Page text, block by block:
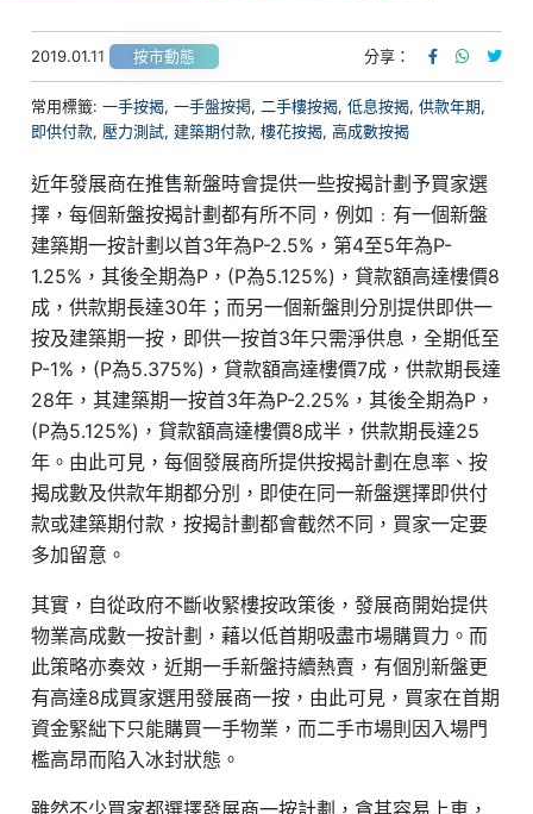
2019.01.11 按市動態 分享：
常用標籤:一手按揭,一手盤按掲,二手樓按揭,低息按揭,供款年期,
即供付款, 壓力測試,建築期付款,樓花按揭,高成數按揭
近年發展商在推售新盤時會提供一些按揭計劃予買家選
擇，每個新盤按揭計劃都有所不同，例如﹕有一個新盤
建築期一按計劃以首3年為P-2.5%，第4至5年為P-
1.25%，其後全期為P，(P為5.125%)，貸款額高達樓價8
成，供款期長達30年；而另一個新盤則分別提供即供一
按及建築期一按，即供一按首3年只需淨供息，全期低至
P-1%，(P為5.375%)，貸款額高達樓價7成，供款期長達
28年，其建築期一按首3年為P-2.25%，其後全期為P，
(P為5.125%)，貸款額高達樓價8成半，供款期長達25
年。由此可見，每個發展商所提供按揭計劃在息率、按
揭成數及供款年期都分別，即使在同一新盤選擇即供付
款或建築期付款，按揭計劃都會截然不同，買家一定要
多加留意。
其實，自從政府不斷收緊樓按政策後，發展商開始提供
物業高成數一按計劃，藉以低首期吸盡市場購買力。而
此策略亦奏效，近期一手新盤持續熱賣，有個別新盤更
有高達8成買家選用發展商一按，由此可見，買家在首期
資金緊絀下只能購買一手物業，而二手市場則因入場門
檻高昂而陷入冰封狀態。